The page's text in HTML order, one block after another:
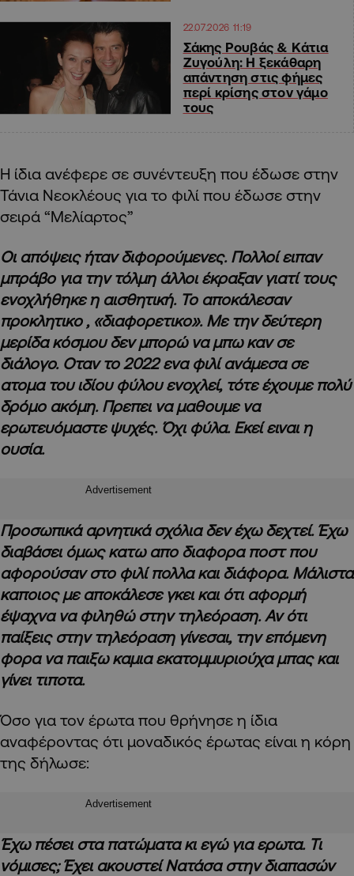
22.07.2026 11:19
Σάκης Ρουβάς & Κάτια
Ζυγούλη: Η ξεκάθαρη
απάντηση στις φήμες
περί κρίσης στον γάμο
τους
Η ίδια ανέφερε σε συνέντευξη που έδωσε στην
Τάνια Νεοκλέους για το φιλί που έδωσε στην
σειρά “Μελίαρτος”
Οι απόψεις ήταν διφορούμενες. Πολλοί ειπαν
μπράβο για την τόλμη άλλοι έκραξαν γιατί τους
ενοχλήθηκε η αισθητική. Το αποκάλεσαν
προκλητικο , «διαφορετικο». Με την δεύτερη
μερίδα κόσμου δεν μπορώ να μπω καν σε
διάλογο. Οταν το 2022 ενα φιλί ανάμεσα σε
ατομα του ιδίου φύλου ενοχλεί, τότε έχουμε πολύ
δρόμο ακόμη. Πρεπει να μαθουμε να
ερωτευόμαστε ψυχές. Όχι φύλα. Εκεί ειναι η
ουσία.
Advertisement
Προσωπικά αρνητικά σχόλια δεν έχω δεχτεί. Έχω
διαβάσει όμως κατω απο διαφορα ποστ που
αφορούσαν στο φιλί πολλα και διάφορα. Μάλιστα
καποιος με αποκάλεσε γκει και ότι αφορμή
έψαχνα να φιληθώ στην τηλεόραση. Αν ότι
παίξεις στην τηλεόραση γίνεσαι, την επόμενη
φορα να παιξω καμια εκατομμυριούχα μπας και
γίνει τιποτα.
Όσο για τον έρωτα που θρήνησε η ίδια
αναφέροντας ότι μοναδικός έρωτας είναι η κόρη
της δήλωσε:
Advertisement
Έχω πέσει στα πατώματα κι εγώ για ερωτα. Τι
νόμισες; Έχει ακουστεί Νατάσα στην διαπασών